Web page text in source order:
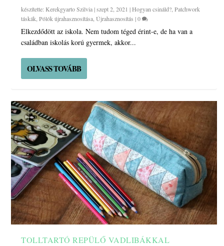
készítette:Kerekgyarto Szilvia|szept 2, 2021 |Hogyan csináld? ,Patchwork
táskák ,Pólók újrahasznosítása ,Újrahasznosítás |0
Elkezdődött az iskola. Nem tudom téged érint-e, de ha van a
családban iskolás korú gyermek, akkor...
OLVASS TOVÁBB
TOLLTARTÓ REPÜLŐ VADLIBÁKKAL